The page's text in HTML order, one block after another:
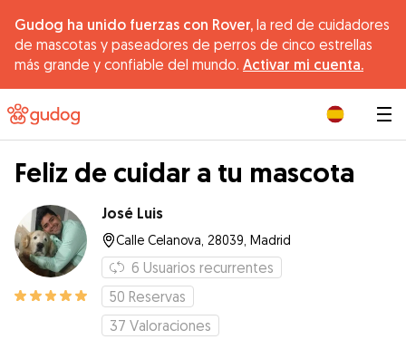
Gudog ha unido fuerzas con Rover, la red de cuidadores
de mascotas y paseadores de perros de cinco estrellas
más grande y confiable del mundo. Activar mi cuenta.
Feliz de cuidar a tu mascota
José Luis
Calle Celanova, 28039, Madrid
6 Usuarios recurrentes
50 Reservas
37 Valoraciones